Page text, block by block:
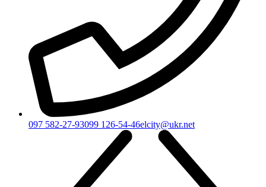
097 582-27-93099 126-54-46elcity@ukr.net